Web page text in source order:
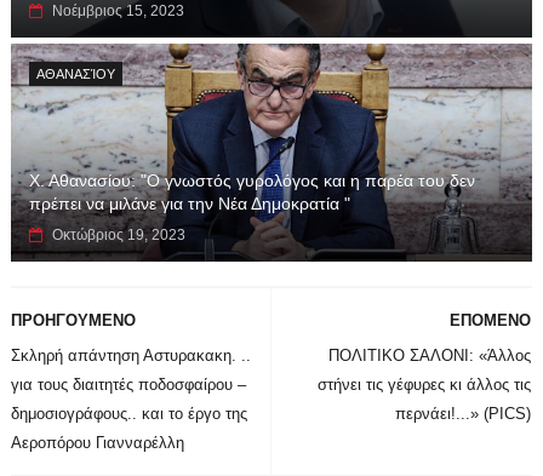
Νοέμβριος 15, 2023
ΑΘΑΝΑΣΊΟΥ
Χ. Αθανασίου: "Ο γνωστός γυρολόγος και η παρέα του δεν
πρέπει να μιλάνε για την Νέα Δημοκρατία "
Οκτώβριος 19, 2023
ΕΠΟΜΕΝΟ
ΠΟΛΙΤΙΚΟ ΣΑΛΟΝΙ: «Άλλος
στήνει τις γέφυρες κι άλλος τις
περνάει!...» (PICS)
ΠΡΟΗΓΟΥΜΕΝΟ
Σκληρή απάντηση Αστυρακακη. ..
για τους διαιτητές ποδοσφαίρου –
δημοσιογράφους.. και το έργο της
Αεροπόρου Γιανναρέλλη